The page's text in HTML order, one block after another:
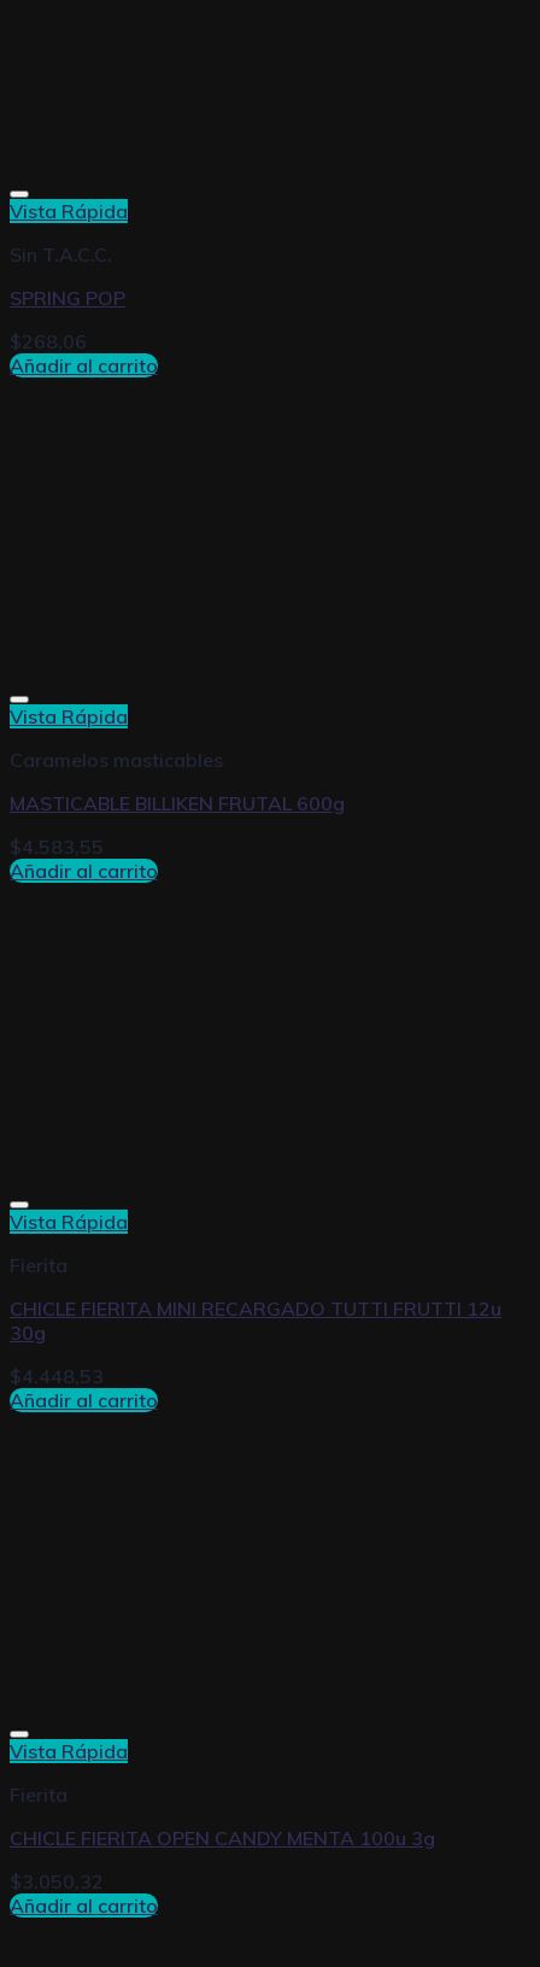
Vista Rápida
Sin T.A.C.C.
SPRING POP
$268,06
Añadir al carrito
Vista Rápida
Caramelos masticables
MASTICABLE BILLIKEN FRUTAL 600g
$4.583,55
Añadir al carrito
Vista Rápida
Fierita
CHICLE FIERITA MINI RECARGADO TUTTI FRUTTI 12u
30g
$4.448,53
Añadir al carrito
Vista Rápida
Fierita
CHICLE FIERITA OPEN CANDY MENTA 100u 3g
$3.050,32
Añadir al carrito